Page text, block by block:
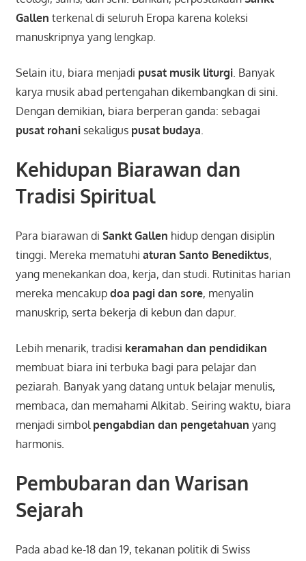
Gallen terkenal di seluruh Eropa karena koleksi
manuskripnya yang lengkap.
Selain itu, biara menjadi pusat musik liturgi. Banyak
karya musik abad pertengahan dikembangkan di sini.
Dengan demikian, biara berperan ganda: sebagai
pusat rohanisekaligus pusat budaya.
Kehidupan Biarawan dan
Tradisi Spiritual
Para biarawan di Sankt Gallen hidup dengan disiplin
tinggi. Mereka mematuhi aturan Santo Benediktus,
yang menekankan doa, kerja, dan studi. Rutinitas harian
mereka mencakup doa pagi dan sore, menyalin
manuskrip, serta bekerja di kebun dan dapur.
Lebih menarik, tradisi keramahan dan pendidikan
membuat biara ini terbuka bagi para pelajar dan
peziarah. Banyak yang datang untuk belajar menulis,
membaca, dan memahami Alkitab. Seiring waktu, biara
menjadi simbol pengabdian dan pengetahuan yang
harmonis.
Pembubaran dan Warisan
Sejarah
Pada abad ke-18 dan 19, tekanan politik di Swiss